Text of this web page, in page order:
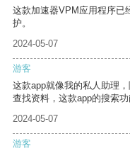
这款加速器VPM应用程序已
护。
2024-05-07
游客
这款app就像我的私人助理
查找资料，这款app的搜索
2024-05-07
游客